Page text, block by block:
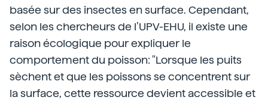
basée sur des insectes en surface. Cependant,
selon les chercheurs de l’UPV-EHU, il existe une
raison écologique pour expliquer le
comportement du poisson: "Lorsque les puits
sèchent et que les poissons se concentrent sur
la surface, cette ressource devient accessible et